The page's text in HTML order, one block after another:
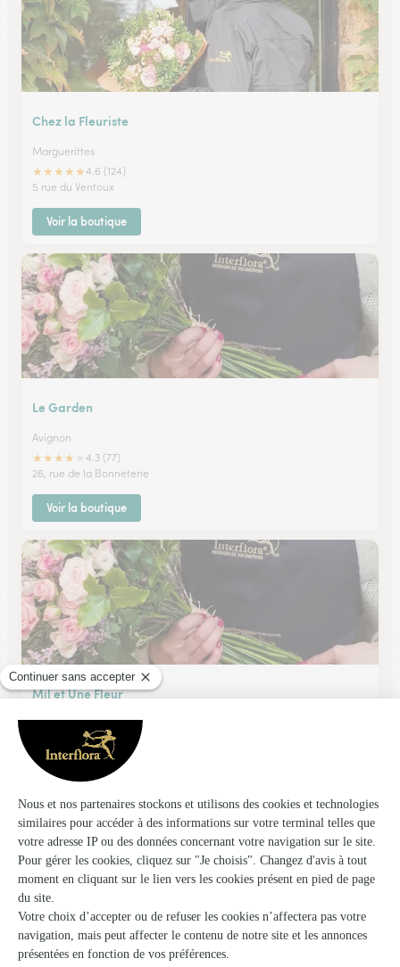
Chez la Fleuriste
Marguerittes
★★★★★4.6 (124)
5 rue du Ventoux
Voir la boutique
Le Garden
Avignon
★★★★
4.3 (77)
26, rue de la Bonneterie
Voir la boutique
Mil et Une Fleur
Courthezon
★4.6 (161)
14, Porte des Princes